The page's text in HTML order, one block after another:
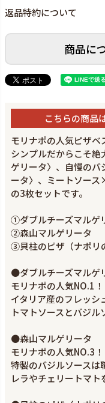
返品特約について
商品に
こちらの商品
モリナポの人気ピザベ
シンプルだからこそ
ゲリータ〉、自慢のバ
ータ〉、ミートソース
の3枚セットです。
①ダブルチーズマルゲ
②森山マルゲリータ
③貝柱のピザ（ナポリ
●ダブルチーズマルゲ
モリナポの人気NO.1！
イタリア産のフレッシ
トマトソースとバジル
●森山マルゲリータ
モリナポの人気NO.3！
特製のバジルソースは
レラやチェリートマト